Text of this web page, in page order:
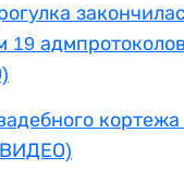
19
кортежа